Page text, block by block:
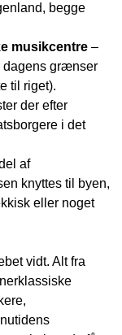
begge
musikcentre –
dagens grænser
til riget).
der efter
i det
af
knyttes til byen,
eller noget
vidt. Alt fra